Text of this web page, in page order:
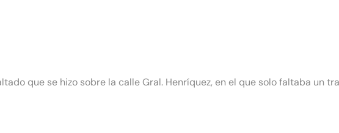
que se hizo sobre la calle Gral. Henríquez, en el que solo faltaba un